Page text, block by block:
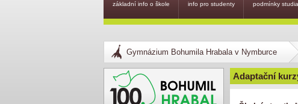
Gymnázium Bohumila Hrabala v Nymburce
Adaptační
základní info o škole info pro studenty podmínky studia